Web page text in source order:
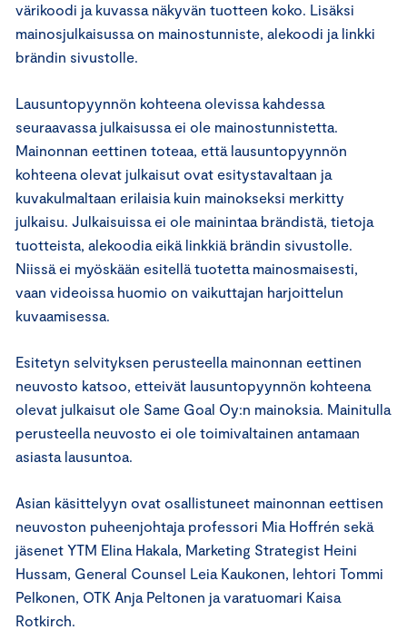
värikoodi ja kuvassa näkyvän tuotteen koko. Lisäksi
mainosjulkaisussa on mainostunniste, alekoodi ja linkki
brändin sivustolle.
Lausuntopyynnön kohteena olevissa kahdessa
seuraavassa julkaisussa ei ole mainostunnistetta.
Mainonnan eettinen toteaa, että lausuntopyynnön
kohteena olevat julkaisut ovat esitystavaltaan ja
kuvakulmaltaan erilaisia kuin mainokseksi merkitty
julkaisu. Julkaisuissa ei ole mainintaa brändistä, tietoja
tuotteista, alekoodia eikä linkkiä brändin sivustolle.
Niissä ei myöskään esitellä tuotetta mainosmaisesti,
vaan videoissa huomio on vaikuttajan harjoittelun
kuvaamisessa.
Esitetyn selvityksen perusteella mainonnan eettinen
neuvosto katsoo, etteivät lausuntopyynnön kohteena
olevat julkaisut ole Same Goal Oy:n mainoksia. Mainitulla
perusteella neuvosto ei ole toimivaltainen antamaan
asiasta lausuntoa.
Asian käsittelyyn ovat osallistuneet mainonnan eettisen
neuvoston puheenjohtaja professori Mia Hoffrén sekä
jäsenet YTM Elina Hakala, Marketing Strategist Heini
Hussam, General Counsel Leia Kaukonen, lehtori Tommi
Pelkonen, OTK Anja Peltonen ja varatuomari Kaisa
Rotkirch.